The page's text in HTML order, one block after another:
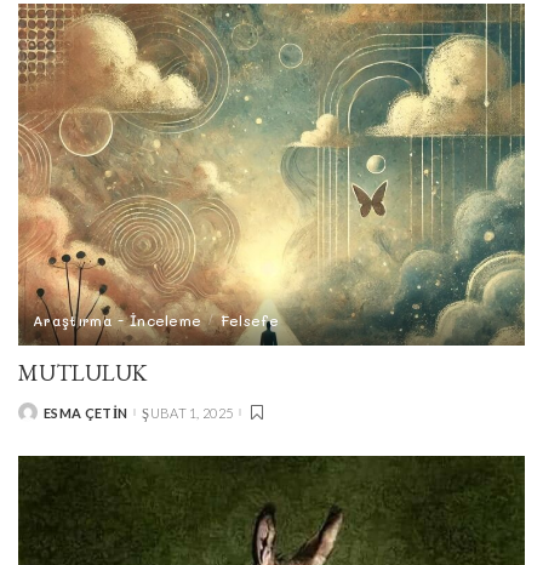
Araştırma - İnceleme Felsefe
MUTLULUK
POSTED
ESMA ÇETIN ŞUBAT 1, 2025